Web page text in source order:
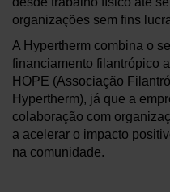
organizações sem fins
A Hypertherm combina o
financiamento filantrópico
HOPE (Associação
Hypertherm), já que a
colaboração com
a acelerar o impacto
na comunidade.